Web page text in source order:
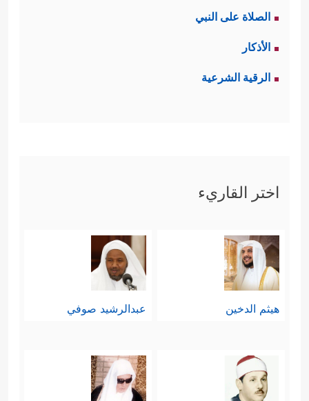
الصلاة على النبي
الأذكار
الرقية الشرعية
اختر القاريء
هيثم الدخين عبدالرشيد صوفي